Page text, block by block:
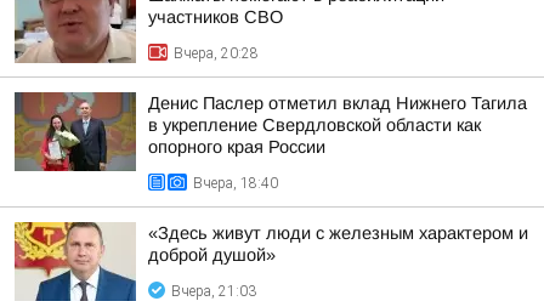
участников СВО
Вчера, 20:28
Денис Паслер отметил вклад Нижнего Тагила
в укрепление Свердловской области как
опорного края России
Вчера, 18:40
«Здесь живут люди с железным характером и
доброй душой»
Вчера, 21:03